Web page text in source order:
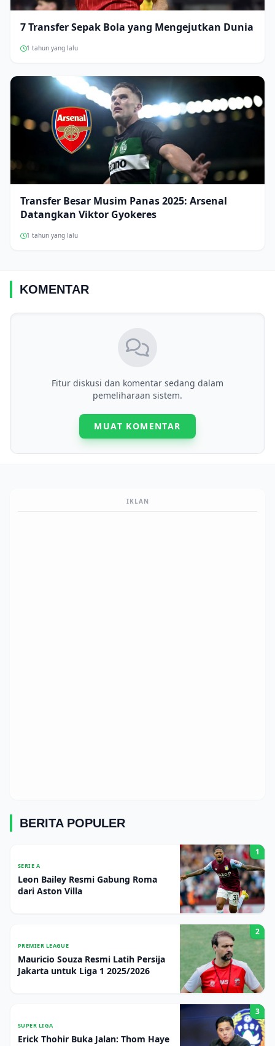
7 Transfer Sepak Bola yang Mengejutkan Dunia
1 tahun yang lalu
Transfer Besar Musim Panas 2025: Arsenal
Datangkan Viktor Gyokeres
1 tahun yang lalu
KOMENTAR
Fitur diskusi dan komentar sedang dalam
pemeliharaan sistem.
MUAT KOMENTAR
IKLAN
BERITA POPULER
SERIE A
Leon Bailey Resmi Gabung Roma
dari Aston Villa
1
PREMIER LEAGUE
Mauricio Souza Resmi Latih Persija
Jakarta untuk Liga 1 2025/2026
2
SUPER LIGA
Erick Thohir Buka Jalan: Thom Haye
3